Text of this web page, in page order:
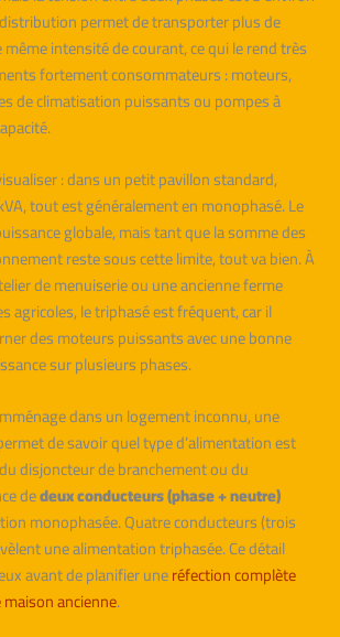
permet de transporter plus de
intensité de courant, ce qui le rend très
fortement consommateurs : moteurs,
de climatisation puissants ou pompes à
: dans un petit pavillon standard,
tout est généralement en monophasé. Le
globale, mais tant que la somme des
reste sous cette limite, tout va bien. À
de menuiserie ou une ancienne ferme
agricoles, le triphasé est fréquent, car il
des moteurs puissants avec une bonne
sur plusieurs phases.
dans un logement inconnu, une
de savoir quel type d’alimentation est
disjoncteur de branchement ou du
dedeux conducteurs (phase + neutre)
monophasée. Quatre conducteurs (trois
une alimentation triphasée. Ce détail
avant de planifier uneréfection complète
maison ancienne.